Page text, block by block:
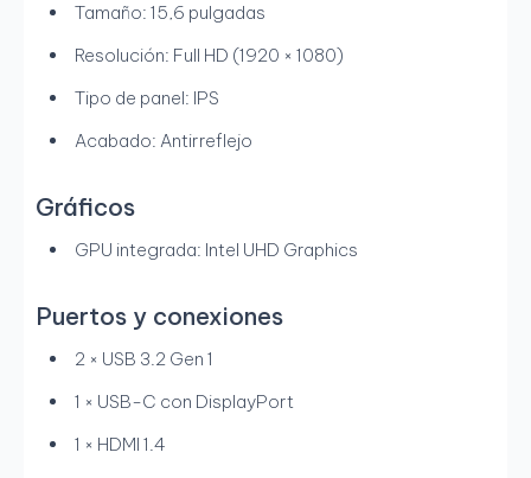
Tamaño: 15,6 pulgadas
Resolución: Full HD (1920 × 1080)
Tipo de panel: IPS
Acabado: Antirreflejo
Gráficos
GPU integrada: Intel UHD Graphics
Puertos y conexiones
2 × USB 3.2 Gen 1
1 × USB-C con DisplayPort
1 × HDMI 1.4